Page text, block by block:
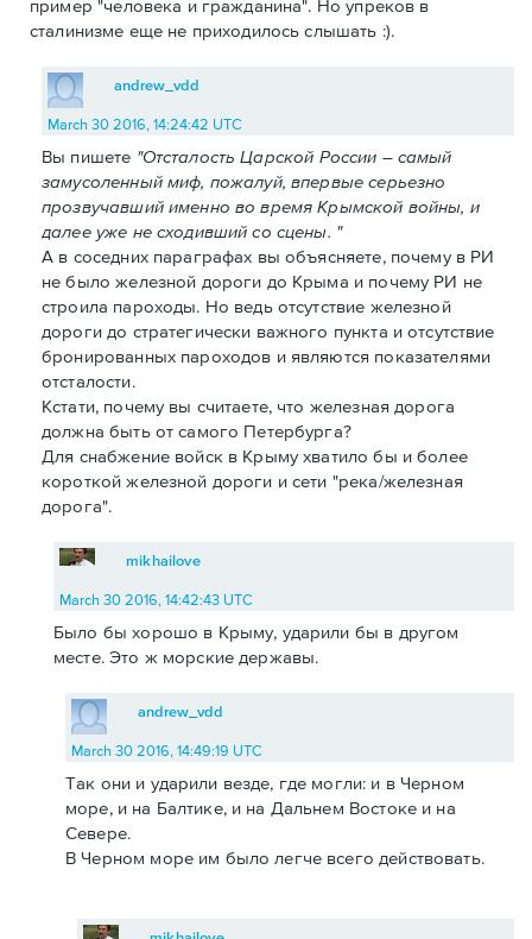
пример "человека и гражданина". Но упреков в
сталинизме еще не приходилось слышать :).
andrew_vdd
March 30 2016, 14:24:42 UTC
Вы пишете "Отсталость Царской России – самый
замусоленный миф, пожалуй, впервые серьезно
прозвучавший именно во время Крымской войны, и
далее уже не сходивший со сцены. "
А в соседних параграфах вы объясняете, почему в РИ
не было железной дороги до Крыма и почему РИ не
строила пароходы. Но ведь отсутствие железной
дороги до стратегически важного пункта и отсутствие
бронированных пароходов и являются показателями
отсталости.
Кстати, почему вы считаете, что железная дорога
должна быть от самого Петербурга?
Для снабжение войск в Крыму хватило бы и более
короткой железной дороги и сети "река/железная
дорога".
mikhailove
March 30 2016, 14:42:43 UTC
Было бы хорошо в Крыму, ударили бы в другом
месте. Это ж морские державы.
andrew_vdd
March 30 2016, 14:49:19 UTC
Так они и ударили везде, где могли: и в Черном
море, и на Балтике, и на Дальнем Востоке и на
Севере.
В Черном море им было легче всего действовать.